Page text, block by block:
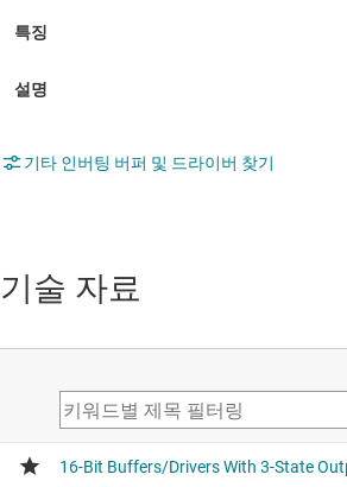
기타 인버팅 버퍼 및 드라이버 찾기
기술 자료